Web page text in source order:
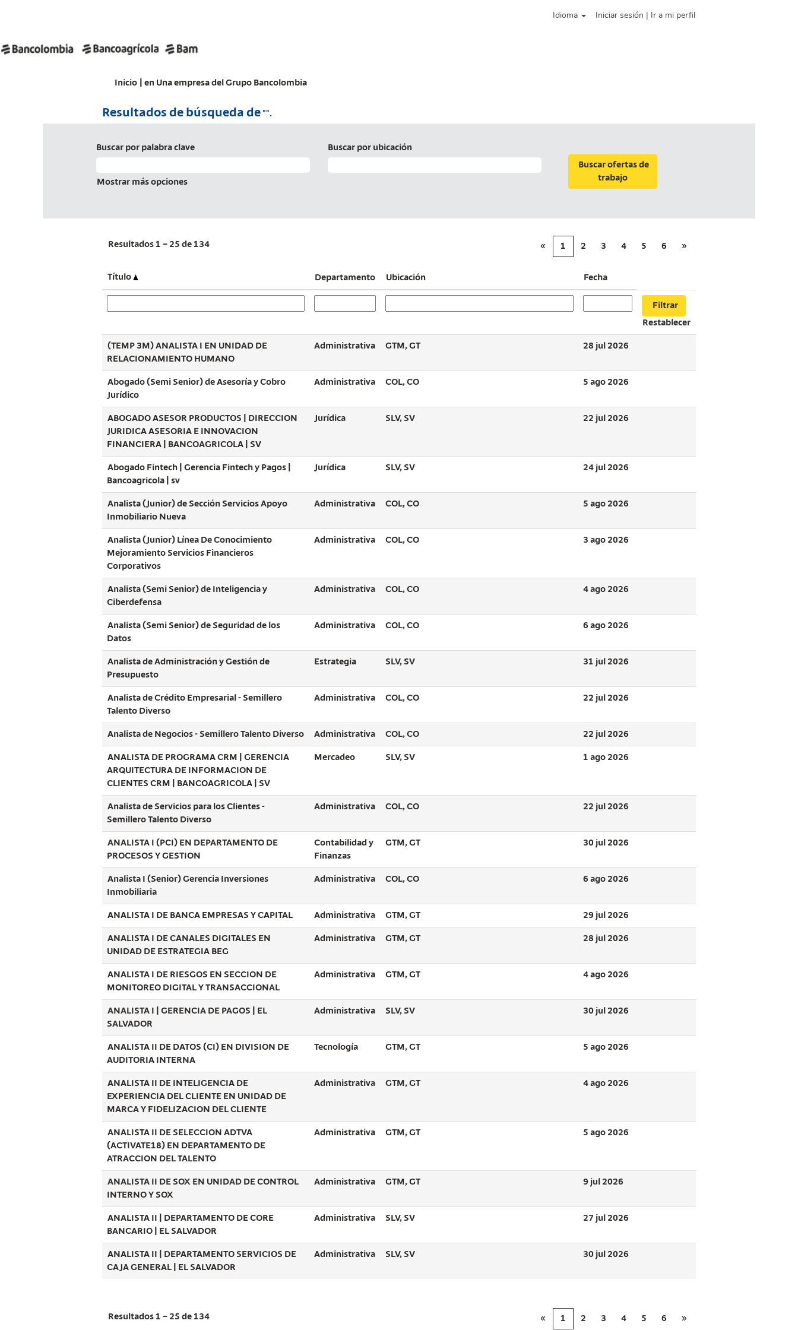
Idioma Iniciar sesión | Ir a mi perfil
Inicio en Una empresa del Grupo Bancolombia(página
Resultados de búsqueda de "".
Buscar por palabra clave Buscar por ubicación
Mostrar más opciones
Resultados1 – 25 de134 « 1 2 3 4 5 6 »
Título Departamento Ubicación Fecha
Restablecer
(TEMP 3M) ANALISTA I EN UNIDAD DE
RELACIONAMIENTO HUMANO
Administrativa GTM, GT 28 jul 2026
Abogado (Semi Senior) de Asesoría y Cobro
Jurídico
Administrativa COL, CO 5 ago 2026
ABOGADO ASESOR PRODUCTOS | DIRECCION
JURIDICA ASESORIA E INNOVACION
FINANCIERA | BANCOAGRICOLA | SV
Jurídica SLV, SV 22 jul 2026
Abogado Fintech | Gerencia Fintech y Pagos |
Bancoagricola | sv
Jurídica SLV, SV 24 jul 2026
Analista (Junior) de Sección Servicios Apoyo
Inmobiliario Nueva
Administrativa COL, CO 5 ago 2026
Analista (Junior) Línea De Conocimiento
Mejoramiento Servicios Financieros
Corporativos
Administrativa COL, CO 3 ago 2026
Analista (Semi Senior) de Inteligencia y
Ciberdefensa
Administrativa COL, CO 4 ago 2026
Analista (Semi Senior) de Seguridad de los
Datos
Administrativa COL, CO 6 ago 2026
Analista de Administración y Gestión de
Presupuesto
Estrategia SLV, SV 31 jul 2026
Analista de Crédito Empresarial - Semillero
Talento Diverso
Administrativa COL, CO 22 jul 2026
Analista de Negocios - Semillero Talento Diverso Administrativa COL, CO 22 jul 2026
ANALISTA DE PROGRAMA CRM | GERENCIA
ARQUITECTURA DE INFORMACION DE
CLIENTES CRM | BANCOAGRICOLA | SV
Mercadeo SLV, SV 1 ago 2026
Analista de Servicios para los Clientes -
Semillero Talento Diverso
Administrativa COL, CO 22 jul 2026
ANALISTA I (PCI) EN DEPARTAMENTO DE
PROCESOS Y GESTION
Contabilidad y
Finanzas
GTM, GT 30 jul 2026
Analista I (Senior) Gerencia Inversiones
Inmobiliaria
Administrativa COL, CO 6 ago 2026
ANALISTA I DE BANCA EMPRESAS Y CAPITAL Administrativa GTM, GT 29 jul 2026
ANALISTA I DE CANALES DIGITALES EN
UNIDAD DE ESTRATEGIA BEG
Administrativa GTM, GT 28 jul 2026
ANALISTA I DE RIESGOS EN SECCION DE
MONITOREO DIGITAL Y TRANSACCIONAL
Administrativa GTM, GT 4 ago 2026
ANALISTA I | GERENCIA DE PAGOS | EL
SALVADOR
Administrativa SLV, SV 30 jul 2026
ANALISTA II DE DATOS (CI) EN DIVISION DE
AUDITORIA INTERNA
Tecnología GTM, GT 5 ago 2026
ANALISTA II DE INTELIGENCIA DE
EXPERIENCIA DEL CLIENTE EN UNIDAD DE
MARCA Y FIDELIZACION DEL CLIENTE
Administrativa GTM, GT 4 ago 2026
ANALISTA II DE SELECCION ADTVA
(ACTIVATE18) EN DEPARTAMENTO DE
ATRACCION DEL TALENTO
Administrativa GTM, GT 5 ago 2026
ANALISTA II DE SOX EN UNIDAD DE CONTROL
INTERNO Y SOX
Administrativa GTM, GT 9 jul 2026
ANALISTA II | DEPARTAMENTO DE CORE
BANCARIO | EL SALVADOR
Administrativa SLV, SV 27 jul 2026
ANALISTA II | DEPARTAMENTO SERVICIOS DE
CAJA GENERAL | EL SALVADOR
Administrativa SLV, SV 30 jul 2026
Resultados1 – 25 de134 « 1 2 3 4 5 6 »